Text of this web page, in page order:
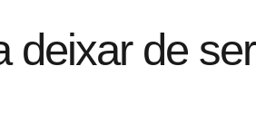
deixar de ser